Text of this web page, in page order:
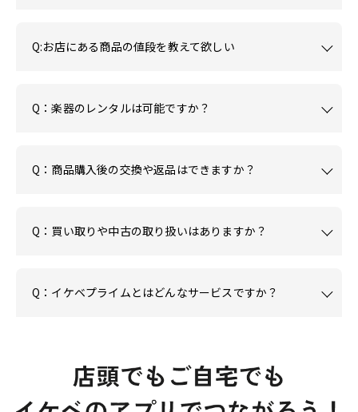
Q:お店にある商品の値段を教えて欲しい
Q：楽器のレンタルは可能ですか？
Q：商品購入後の交換や返品はできますか？
Q：買い取りや中古の取り扱いはありますか？
Q：イケベプライムとはどんなサービスですか？